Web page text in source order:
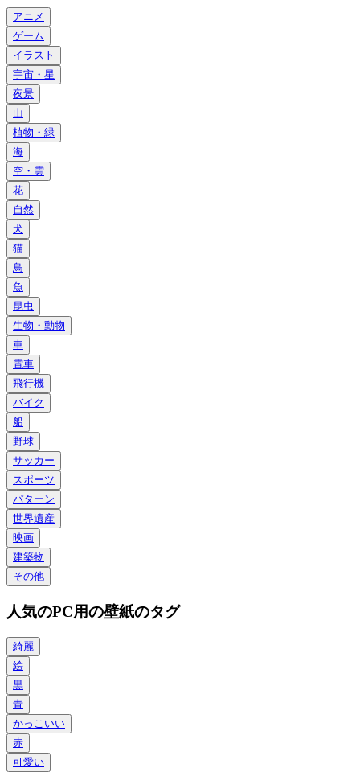
アニメ
ゲーム
イラスト
宇宙・星
夜景
山
植物・緑
海
空・雲
花
自然
犬
猫
鳥
魚
昆虫
生物・動物
車
電車
飛行機
バイク
船
野球
サッカー
スポーツ
パターン
世界遺産
映画
建築物
その他
人気のPC用の壁紙のタグ
綺麗
絵
黒
青
かっこいい
赤
可愛い